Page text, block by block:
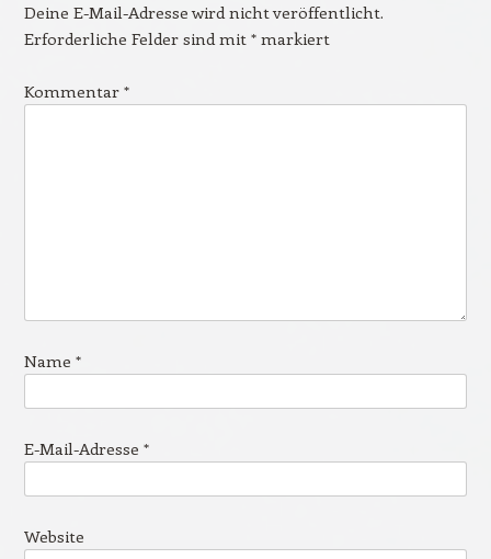
Deine E-Mail-Adresse wird nicht veröffentlicht.
Erforderliche Felder sind mit *markiert
Kommentar *
Name *
E-Mail-Adresse *
Website